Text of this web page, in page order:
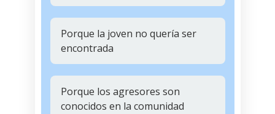
Porque la joven no quería ser
encontrada
Porque los agresores son
conocidos en la comunidad